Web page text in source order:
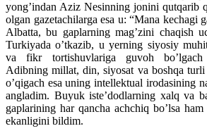
yong’indan Aziz Nesinning jonini qutqarib
olgan gazetachilarga esa u: “Mana kechagi
Albatta, bu gaplarning mag’zini chaqish
Turkiyada o’tkazib, u yerning siyosiy
va fikr tortishuvlariga guvoh bo’lgach
Adibning millat, din, siyosat va boshqa
o’qigach esa uning intellektual irodasining
angladim. Buyuk iste’dodlarning xalq va
gaplarining har qancha achchiq bo’lsa ham
ekanligini bildim.